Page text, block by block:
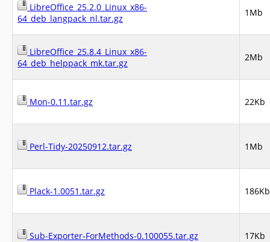
LibreOffice_25.2.0_Linux_x86-
64_deb_langpack_nl.tar.gz
1Mb
LibreOffice_25.8.4_Linux_x86-
64_deb_helppack_mk.tar.gz
2Mb
Mon-0.11.tar.gz 22Kb
Perl-Tidy-20250912.tar.gz 1Mb
Plack-1.0051.tar.gz 186Kb
Sub-Exporter-ForMethods-0.100055.tar.gz 17Kb